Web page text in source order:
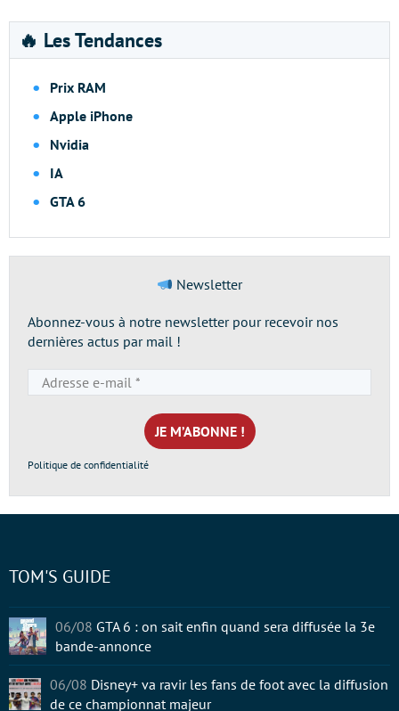
🔥 Les Tendances
Prix RAM
Apple iPhone
Nvidia
IA
GTA 6
Newsletter
Abonnez-vous à notre newsletter pour recevoir nos
dernières actus par mail !
e-
mail
*
Politique de confidentialité
TOM'S GUIDE
06/08 GTA 6 : on sait enfin quand sera diffusée la 3e
bande-annonce
06/08 Disney+ va ravir les fans de foot avec la diffusion
de ce championnat majeur